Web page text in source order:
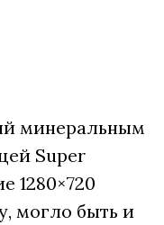
минеральным
Super
1280×720
могло быть и